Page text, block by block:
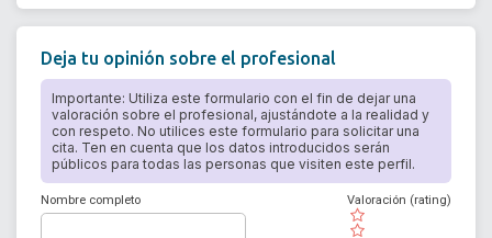
Deja tu opinión sobre el profesional
Importante: Utiliza este formulario con el fin de dejar una
valoración sobre el profesional, ajustándote a la realidad y
con respeto. No utilices este formulario para solicitar una
cita. Ten en cuenta que los datos introducidos serán
públicos para todas las personas que visiten este perfil.
Nombre completo
( )
( )
Valoración (rating)